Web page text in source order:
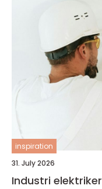
inspiration
31. July 2026
Industri elektriker nyckelperson i en säker